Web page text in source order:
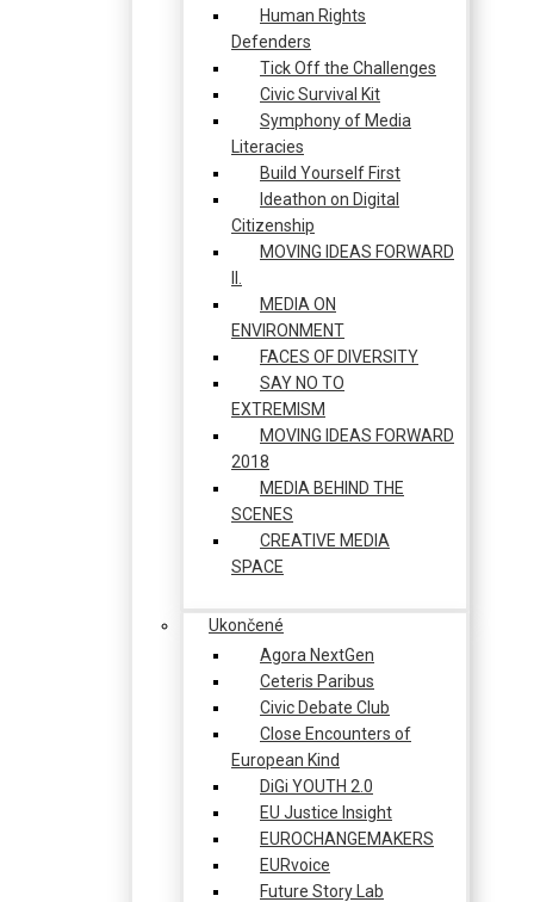
Human Rights
Defenders
Tick Off the Challenges
Civic Survival Kit
Symphony of Media
Literacies
Build Yourself First
Ideathon on Digital
Citizenship
MOVING IDEAS FORWARD
MEDIA ON
ENVIRONMENT
FACES OF DIVERSITY
SAY NO TO
EXTREMISM
MOVING IDEAS FORWARD
2018
MEDIA BEHIND THE
SCENES
CREATIVE MEDIA
SPACE
Ukončené
Agora NextGen
Ceteris Paribus
Civic Debate Club
Close Encounters of
European Kind
DiGi YOUTH 2.0
EU Justice Insight
EUROCHANGEMAKERS
EURvoice
Future Story Lab